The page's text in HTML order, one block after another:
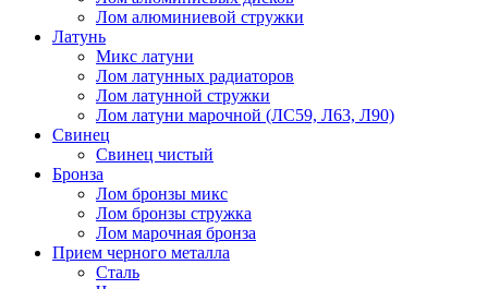
Лом алюминиевой стружки
Латунь
Микс латуни
Лом латунных радиаторов
Лом латунной стружки
Лом латуни марочной (ЛС59, Л63, Л90)
Свинец
Свинец чистый
Бронза
Лом бронзы микс
Лом бронзы стружка
Лом марочная бронза
Прием черного металла
Сталь